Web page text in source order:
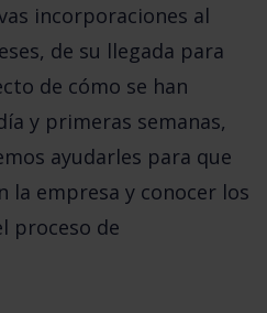
incorporaciones al
de su llegada para
de cómo se han
y primeras semanas,
ayudarles para que
la empresa y conocer los
proceso de